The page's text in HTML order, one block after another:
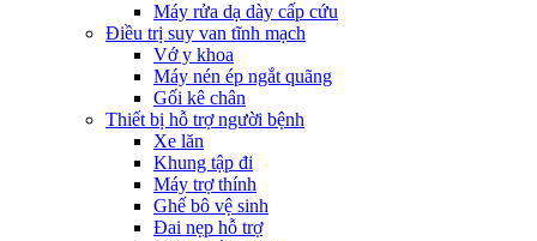
Máy rửa dạ dày cấp cứu
Điều trị suy van tĩnh mạch
Vớ y khoa
Máy nén ép ngắt quãng
Gối kê chân
Thiết bị hỗ trợ người bệnh
Xe lăn
Khung tập đi
Máy trợ thính
Ghế bô vệ sinh
Đai nẹp hỗ trợ